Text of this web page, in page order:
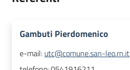
Gambuti Pierdomenico
e-mail: utc@comune.san-leo.rn.it